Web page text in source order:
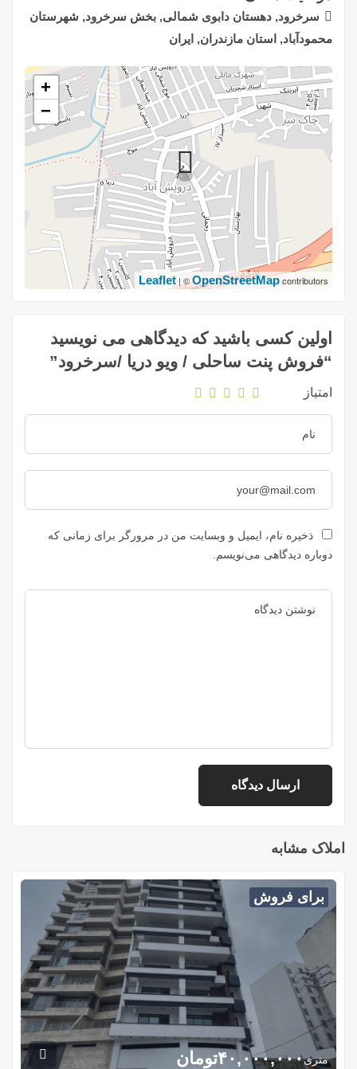
سرخرود, دهستان دابوی شمالی, بخش سرخرود, شهرستان
محمودآباد, استان مازندران, ایران
+
−
Leaflet | ©OpenStreetMapcontributors
اولین کسی باشید که دیدگاهی می نویسید
“فروش پنت ساحلی / ویو دریا /سرخرود”
امتیاز
ذخیره نام، ایمیل و وبسایت من در مرورگر برای زمانی که
دوباره دیدگاهی می‌نویسم.
املاک مشابه
برای فروش
متری۴۰,۰۰۰,۰۰۰تومان